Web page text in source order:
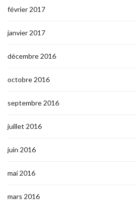
février 2017
janvier 2017
décembre 2016
octobre 2016
septembre 2016
juillet 2016
juin 2016
mai 2016
mars 2016